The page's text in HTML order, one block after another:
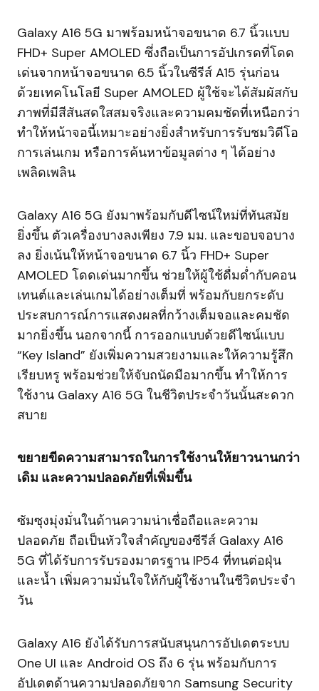
Galaxy A16 5G มาพร้อมหน้าจอขนาด 6.7 นิ้วแบบ
FHD+ Super AMOLED ซึ่งถือเป็นการอัปเกรดที่โดด
เด่นจากหน้าจอขนาด 6.5 นิ้วในซีรีส์ A15 รุ่นก่อน
ด้วยเทคโนโลยี Super AMOLED ผู้ใช้จะได้สัมผัสกับ
ภาพที่มีสีสันสดใสสมจริงและความคมชัดที่เหนือกว่า
ทำให้หน้าจอนี้เหมาะอย่างยิ่งสำหรับการรับชมวิดีโอ
การเล่นเกม หรือการค้นหาข้อมูลต่าง ๆ ได้อย่าง
เพลิดเพลิน
Galaxy A16 5G ยังมาพร้อมกับดีไซน์ใหม่ที่ทันสมัย
ยิ่งขึ้น ตัวเครื่องบางลงเพียง 7.9 มม. และขอบจอบาง
ลง ยิ่งเน้นให้หน้าจอขนาด 6.7 นิ้ว FHD+ Super
AMOLED โดดเด่นมากขึ้น ช่วยให้ผู้ใช้ดื่มด่ำกับคอน
เทนต์และเล่นเกมได้อย่างเต็มที่ พร้อมกับยกระดับ
ประสบการณ์การแสดงผลที่กว้างเต็มจอและคมชัด
มากยิ่งขึ้น นอกจากนี้ การออกแบบด้วยดีไซน์แบบ
“Key Island” ยังเพิ่มความสวยงามและให้ความรู้สึก
เรียบหรู พร้อมช่วยให้จับถนัดมือมากขึ้น ทำให้การ
ใช้งาน Galaxy A16 5G ในชีวิตประจำวันนั้นสะดวก
สบาย
ขยายขีดความสามารถในการใช้งานให้ยาวนานกว่า
เดิม และความปลอดภัยที่เพิ่มขึ้น
ซัมซุงมุ่งมั่นในด้านความน่าเชื่อถือและความ
ปลอดภัย ถือเป็นหัวใจสำคัญของซีรีส์ Galaxy A16
5G ที่ได้รับการรับรองมาตรฐาน IP54 ที่ทนต่อฝุ่น
และน้ำ เพิ่มความมั่นใจให้กับผู้ใช้งานในชีวิตประจำ
วัน
Galaxy A16 ยังได้รับการสนับสนุนการอัปเดตระบบ
One UI และ Android OS ถึง 6 รุ่น พร้อมกับการ
อัปเดตด้านความปลอดภัยจาก Samsung Security